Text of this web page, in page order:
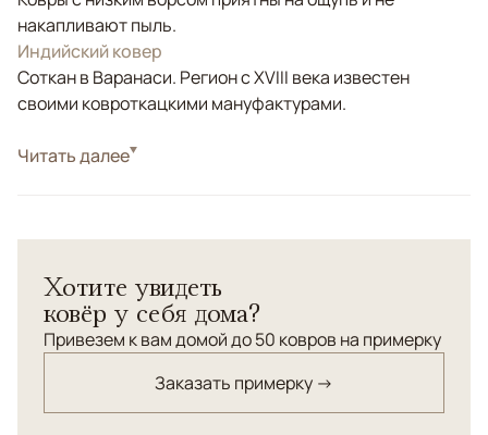
накапливают пыль.
Индийский ковер
Соткан в Варанаси. Регион с XVIII века известен
своими ковроткацкими мануфактурами.
СтильСовременные
Читать далее
Хотите увидеть
ковёр у себя дома?
Привезем к вам домой до 50 ковров на примерку
Заказать примерку →